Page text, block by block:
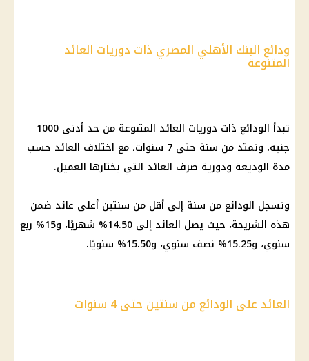
ودائع البنك الأهلي المصري ذات دوريات العائد
المتنوعة
تبدأ الودائع ذات دوريات العائد المتنوعة من حد أدنى 1000
جنيه، وتمتد من سنة حتى 7 سنوات، مع اختلاف العائد حسب
مدة الوديعة ودورية صرف العائد التي يختارها العميل.
وتسجل الودائع من سنة إلى أقل من سنتين أعلى عائد ضمن
هذه الشريحة، حيث يصل العائد إلى 14.50% شهريًا، و15% ربع
سنوي، و15.25% نصف سنوي، و15.50% سنويًا.
العائد على الودائع من سنتين حتى 4 سنوات